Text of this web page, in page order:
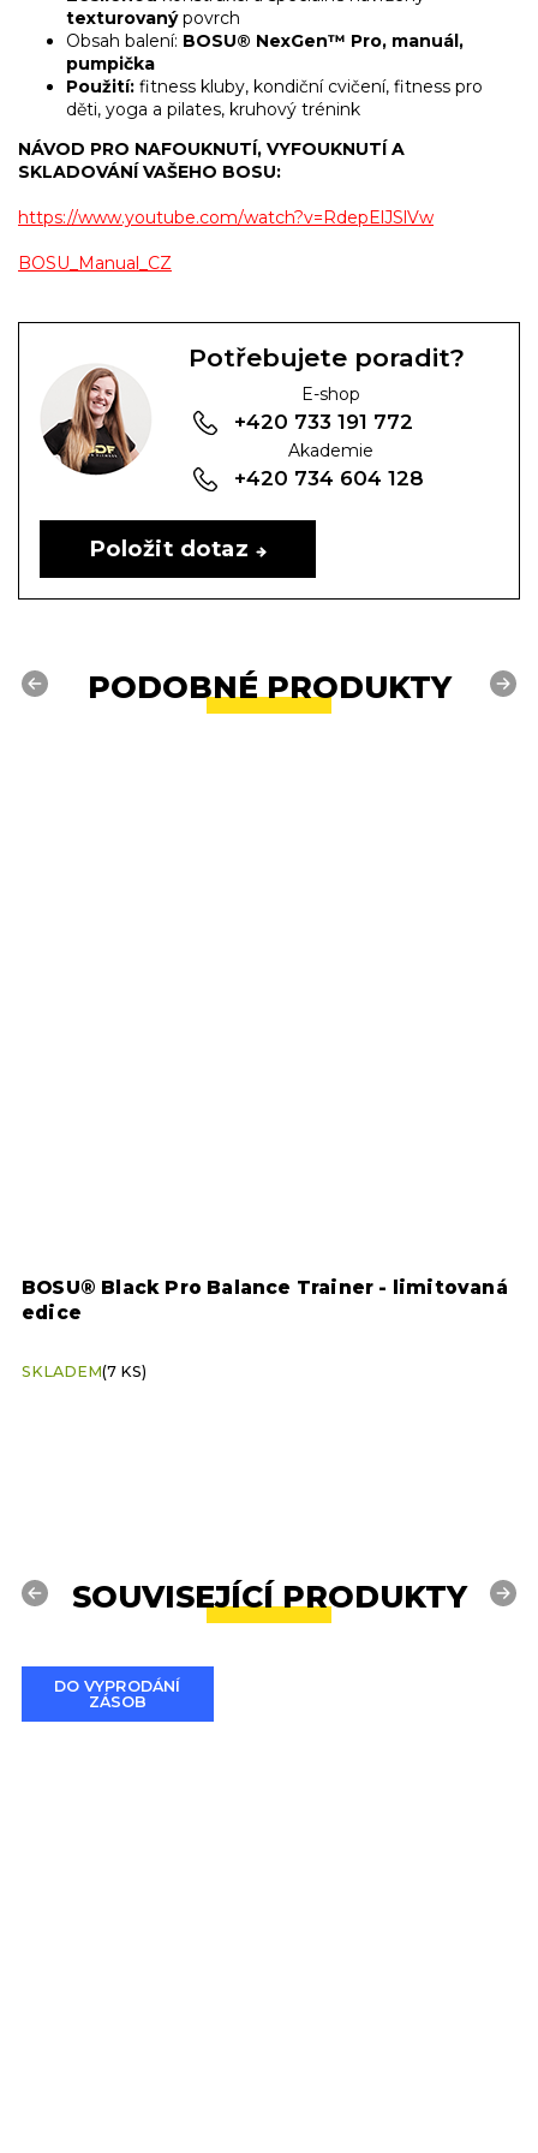
texturovanýpovrch
Obsah balení: BOSU® NexGen™ Pro, manuál,
pumpička
Použití: fitness kluby, kondiční cvičení, fitness pro
děti, yoga a pilates, kruhový trénink
NÁVOD PRO NAFOUKNUTÍ, VYFOUKNUTÍ A
SKLADOVÁNÍ VAŠEHO BOSU:
https://www.youtube.com/watch?v=RdepElJSlVw
BOSU_Manual_CZ
Potřebujete poradit?
E-shop
+420 733 191 772
Akademie
+420 734 604 128
Položit dotaz
PODOBNÉ PRODUKTY
Previous
BOSU® Black Pro Balance Trainer - limitovaná
edice
SKLADEM(7 KS)
Next
SOUVISEJÍCÍ PRODUKTY
Previous Next